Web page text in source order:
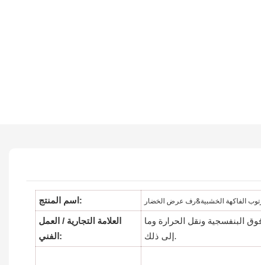
اسم المنتج:
العلامة التجارية / العمل
الفني:
البنفسجية ونقل الحرارة وما
إلى ذلك.